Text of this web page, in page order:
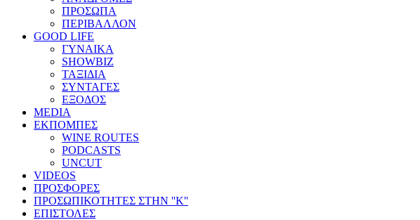
ΠΡΟΣΩΠΑ
ΠΕΡΙΒΑΛΛΟΝ
GOOD LIFE
ΓΥΝΑΙΚΑ
SHOWBIZ
ΤΑΞΙΔΙΑ
ΣΥΝΤΑΓΕΣ
ΕΞΟΔΟΣ
MEDIA
ΕΚΠΟΜΠΕΣ
WINE ROUTES
PODCASTS
UNCUT
VIDEOS
ΠΡΟΣΦΟΡΕΣ
ΠΡΟΣΩΠΙΚΟΤΗΤΕΣ ΣΤΗΝ ''Κ''
ΕΠΙΣΤΟΛΕΣ